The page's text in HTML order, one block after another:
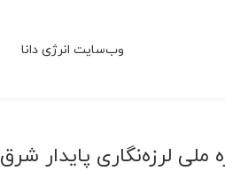
وب‌سایت انرژی دانا
ملی لرزه‌نگاری پایدار شرق